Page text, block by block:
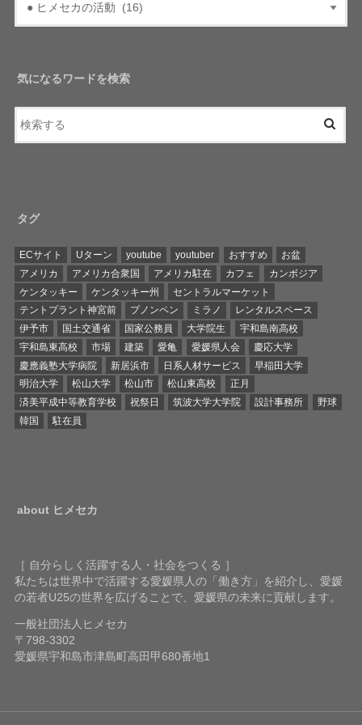
気になるワードを検索
タグ
ECサイト Uターン youtube youtuber おすすめ
お盆
アメリカ
アメリカ合衆国 アメリカ駐在 カフェ
カンボジア
ケンタッキー
ケンタッキー州
セントラルマーケット
テントプラント神宮前
プノンペン ミラノ
レンタルスペース
伊予市
国土交通省 国家公務員 大学院生
宇和島南高校
宇和島東高校
市場 建築 愛亀 愛媛県人会
慶応大学
慶應義塾大学病院
新居浜市 日系人材サービス
早稲田大学
明治大学
松山大学 松山市 松山東高校
正月
済美平成中等教育学校
祝祭日 筑波大学大学院 設計事務所
野球
韓国
駐在員
about ヒメセカ
［ 自分らしく活躍する人・社会をつくる ］
私たちは世界中で活躍する愛媛県人の「働き方」を紹介し、愛媛
の若者U25の世界を広げることで、愛媛県の未来に貢献します。
一般社団法人ヒメセカ
〒798-3302
愛媛県宇和島市津島町高田甲680番地1